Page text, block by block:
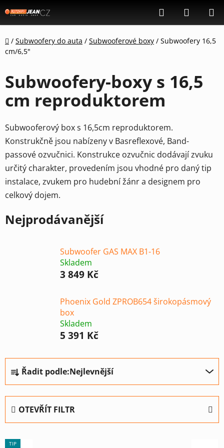
na
obsah
Hledat
KOŠÍK
Domů
/ Subwoofery do auta / Subwooferové boxy / Subwoofery 16,5
cm/6,5"
Subwoofery-boxy s 16,5
cm reproduktorem
Subwooferový box s 16,5cm reproduktorem.
Konstrukčně jsou nabízeny v Basreflexové, Band-
passové ozvučnici. Konstrukce ozvučnic dodávají zvuku
určitý charakter, provedením jsou vhodné pro daný tip
instalace, zvukem pro hudební žánr a designem pro
celkový dojem.
Nejprodávanější
Subwoofer GAS MAX B1-16
Skladem
3 849 Kč
Phoenix Gold ZPROB654 širokopásmový
box
Skladem
5 391 Kč
Ř
a
z
n
í
p
Řadit podle:Nejlevnější
OTEVŘÍT FILTR
VTIP